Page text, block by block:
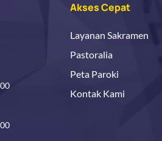
Akses Cepat
Layanan Sakramen
Pastoralia
Peta Paroki
Kontak Kami